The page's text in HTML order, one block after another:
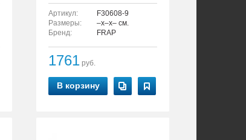
Артикул:
F30608-9
Размеры:
–x–x– см.
Бренд:
FRAP
1761 руб.
В корзину